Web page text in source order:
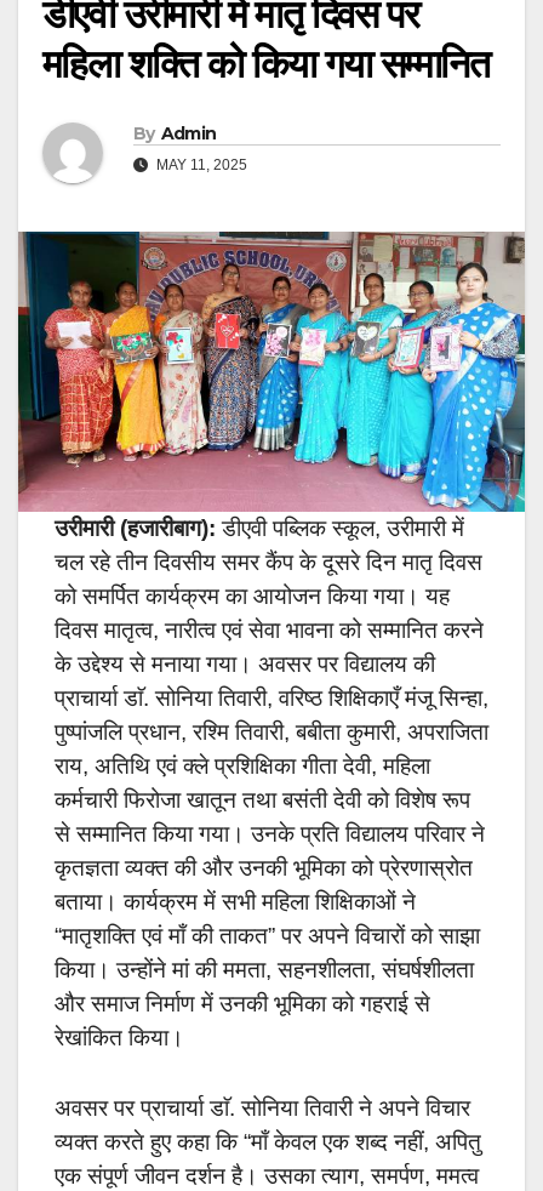
डीएवी उरीमारी में मातृ दिवस पर
महिला शक्ति को किया गया सम्मानित
By Admin
MAY 11, 2025
उरीमारी (हजारीबाग): डीएवी पब्लिक स्कूल, उरीमारी में
चल रहे तीन दिवसीय समर कैंप के दूसरे दिन मातृ दिवस
को समर्पित कार्यक्रम का आयोजन किया गया। यह
दिवस मातृत्व, नारीत्व एवं सेवा भावना को सम्मानित करने
के उद्देश्य से मनाया गया। अवसर पर विद्यालय की
प्राचार्या डाॅ. सोनिया तिवारी, वरिष्ठ शिक्षिकाएँ मंजू सिन्हा,
पुष्पांजलि प्रधान, रश्मि तिवारी, बबीता कुमारी, अपराजिता
राय, अतिथि एवं क्ले प्रशिक्षिका गीता देवी, महिला
कर्मचारी फिरोजा खातून तथा बसंती देवी को विशेष रूप
से सम्मानित किया गया। उनके प्रति विद्यालय परिवार ने
कृतज्ञता व्यक्त की और उनकी भूमिका को प्रेरणास्रोत
बताया। कार्यक्रम में सभी महिला शिक्षिकाओं ने
“मातृशक्ति एवं माँ की ताकत” पर अपने विचारों को साझा
किया। उन्होंने मां की ममता, सहनशीलता, संघर्षशीलता
और समाज निर्माण में उनकी भूमिका को गहराई से
रेखांकित किया।
अवसर पर प्राचार्या डाॅ. सोनिया तिवारी ने अपने विचार
व्यक्त करते हुए कहा कि “माँ केवल एक शब्द नहीं, अपितु
एक संपूर्ण जीवन दर्शन है। उसका त्याग, समर्पण, ममत्व